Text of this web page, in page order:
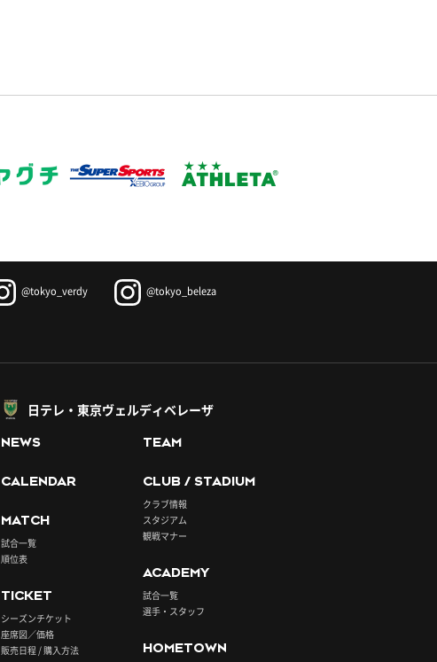
@tokyo_verdy @tokyo_beleza
日テレ・東京ヴェルディベレーザ
NEWS
CALENDAR
MATCH
試合一覧
順位表
TICKET
シーズンチケット
座席図／価格
販売日程 / 購入方法
TEAM
CLUB / STADIUM
クラブ情報
スタジアム
観戦マナー
ACADEMY
試合一覧
選手・スタッフ
HOMETOWN